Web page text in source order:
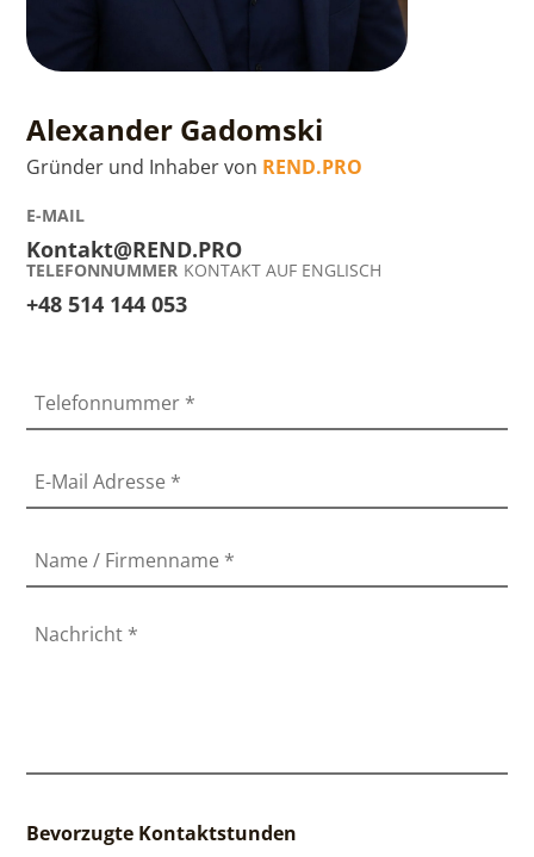
Telefonnummer *
E-Mail Adresse *
Name / Firmenname *
Nachricht *
Bevorzugte Kontaktstunden
Alexander Gadomski
Gründer und Inhaber von REND.PRO
E-MAIL
Kontakt@REND.PRO
TELEFONNUMMER KONTAKT AUF ENGLISCH
+48 514 144 053